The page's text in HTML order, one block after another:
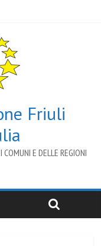
Friuli
E DELLE REGIONI